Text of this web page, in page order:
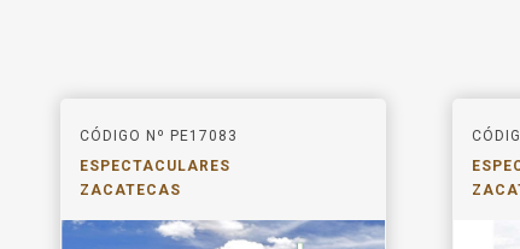
CÓDIGO Nº PE17083
ESPECTACULARES
ZACATECAS